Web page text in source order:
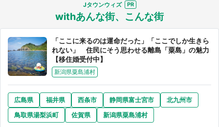
Jタウンウィズ
withあんな街、こんな街
「ここに来るのは運命だった」「ここでしか生きら
れない」 住民にそう思わせる離島「粟島」の魅力
【移住婚受付中】
新潟県粟島浦村
広島県 福井県 西条市 静岡県富士宮市
北九州市
鳥取県湯梨浜町
佐賀県 新潟県粟島浦村